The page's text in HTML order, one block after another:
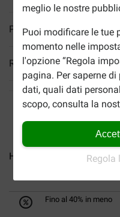
meglio le nostre
Puoi modificare le tue
momento nelle
l'opzione “Regola
pagina. Per saperne
dati, quali dati
scopo, consulta la
Regola
Più informazioni
Reviews
Hill's Prescription W/D...
Fino al 40% in meno